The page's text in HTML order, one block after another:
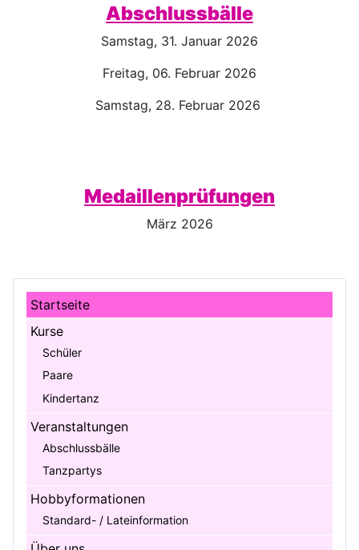
Startseite
Kurse
Schüler
Paare
Kindertanz
Veranstaltungen
Abschlussbälle
Tanzpartys
Hobbyformationen
Standard- / Lateinformation
Abschlussbälle
Samstag, 31. Januar 2026
Freitag, 06. Februar 2026
Samstag, 28. Februar 2026
Medaillenprüfungen
März 2026